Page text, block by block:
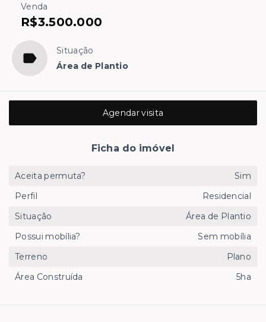
Venda
R$3.500.000
Situação
Área de Plantio
Agendar visita
Ficha do imóvel
Aceita permuta?
Sim
Perfil
Residencial
Situação
Área de Plantio
Possui mobília?
Sem mobília
Terreno
Plano
Área Construída
5ha